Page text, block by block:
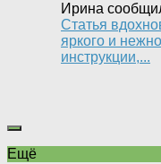
Ирина
Статья
яркого и
инструкции,...
Ещё